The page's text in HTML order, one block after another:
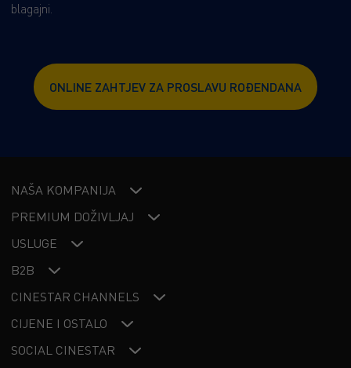
blagajni.
ONLINE ZAHTJEV ZA PROSLAVU ROĐENDANA
NAŠA KOMPANIJA
PREMIUM DOŽIVLJAJ
USLUGE
B2B
CINESTAR CHANNELS
CIJENE I OSTALO
SOCIAL CINESTAR